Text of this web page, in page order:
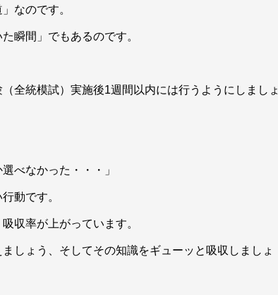
なのです。
瞬間」でもあるのです。
全統模試）実施後1週間以内には行うようにしましょ
べなかった・・・」
動です。
収率が上がっています。
しょう、そしてその知識をギューッと吸収しましょ